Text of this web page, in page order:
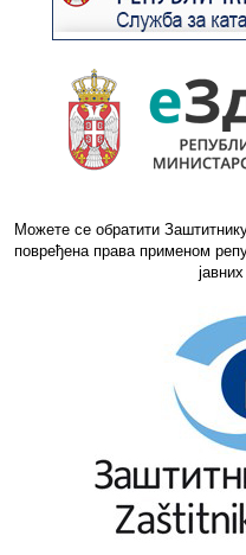
Можете се обратити
повређена права применом